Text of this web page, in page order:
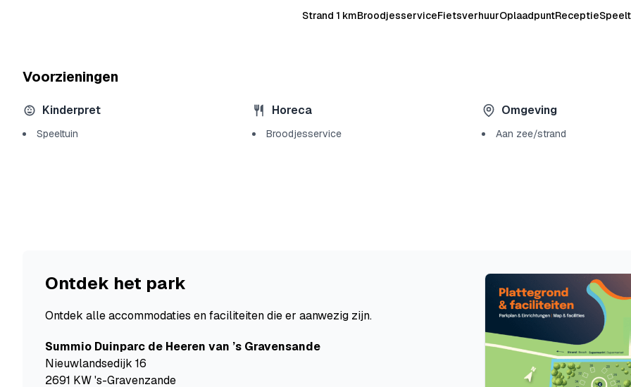
Strand 1 kmBroodjesserviceFietsverhuurOplaadpuntReceptie
Voorzieningen
Kinderpret
Speeltuin
Horeca
Broodjesservice
Omgeving
Aan zee/strand
Ontdek het park
Ontdek alle accommodaties en faciliteiten die er aanwezig zijn.
Summio Duinparc de Heeren van ’s Gravensande
Nieuwlandsedijk 16
2691 KW 's-Gravenzande